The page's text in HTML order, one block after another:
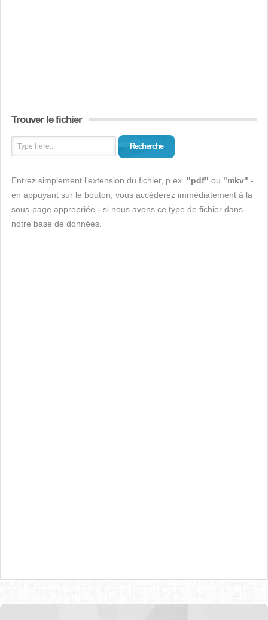
Trouver le fichier
Recherche
Entrez simplement l'extension du fichier, p.ex. "pdf" ou "mkv" -
en appuyant sur le bouton, vous accéderez immédiatement à la
sous-page appropriée - si nous avons ce type de fichier dans
notre base de données.